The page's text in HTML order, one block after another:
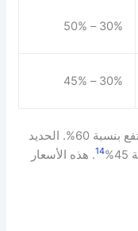
30% – 50%
30% – 45%
أسعار السكراب تنافسية. سعر النحاس يرتفع بنسبة 60%. الحديد
14. هذه الأسعار